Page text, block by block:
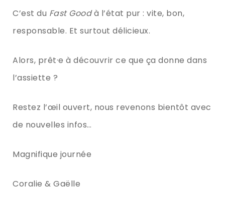
C’est du Fast Goodà l’état pur : vite, bon,
responsable. Et surtout délicieux.
Alors, prêt·e à découvrir ce que ça donne dans
l’assiette ?
Restez l’œil ouvert, nous revenons bientôt avec
de nouvelles infos…
Magnifique journée
Coralie & Gaëlle